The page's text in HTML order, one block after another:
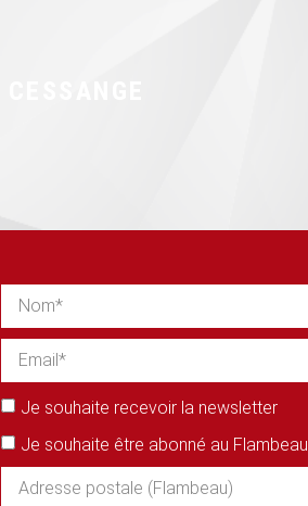
Je souhaite recevoir la newsletter
Je souhaite être abonné au Flambeau